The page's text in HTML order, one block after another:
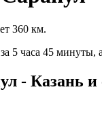
360 км.
5 часа 45 минуты,
- Казань и